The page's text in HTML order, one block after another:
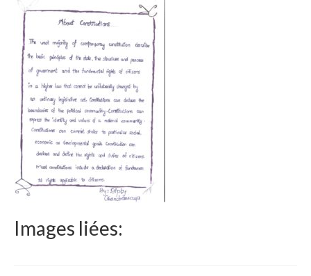
Documents
Parrainages
Missions 2023
Actualités
Nous contacter
Images liées: